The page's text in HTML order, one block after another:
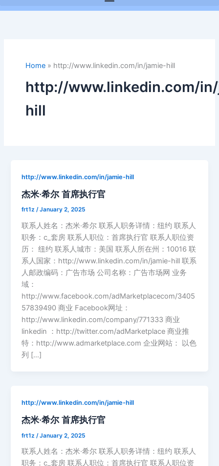
Home» http://www.linkedin.com/in/jamie-hill
http://www.linkedin.com/
hill
http://www.linkedin.com/in/jamie-hill
杰米·希尔 首席执行官
frt1z/January 2, 2025
联系人姓名：杰米·希尔 联系人职务详情：纽约 联系人
职务：c_套房 联系人职位：首席执行官 联系人职位资
历： 纽约 联系人城市：美国 联系人所在州：10016 联
系人国家：http://www.linkedin.com/in/jamie-hill 联系
人邮政编码：广告市场 公司名称：广告市场网 业务
域：
http://www.facebook.com/adMarketplacecom/3405
57839490 商业 Facebook网址：
http://www.linkedin.com/company/771333 商业
linkedin ：http://twitter.com/adMarketplace 商业推
特：http://www.admarketplace.com 企业网站： 以色
列 […]
http://www.linkedin.com/in/jamie-hill
杰米·希尔 首席执行官
frt1z /January 2, 2025
联系人姓名：杰米·希尔 联系人职务详情：纽约 联系人
职务：c_套房 联系人职位：首席执行官 联系人职位资